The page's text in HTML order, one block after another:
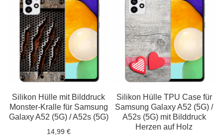
Silikon Hülle mit Bilddruck
Monster-Kralle für Samsung
Galaxy A52 (5G) / A52s (5G)
14,99 €
Silikon Hülle TPU Case für
Samsung Galaxy A52 (5G) /
A52s (5G) mit Bilddruck
Herzen auf Holz